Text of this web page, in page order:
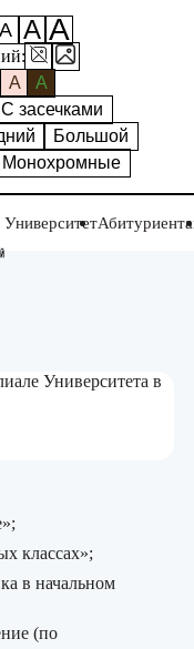
А А А
A
A
С засечками
Большой
Монохромные
Университет
Университета в
;
классах»;
в начальном
(по